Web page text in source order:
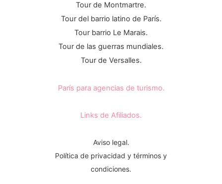
Tour de Montmartre.
Tour del barrio latino de París.
Tour barrio Le Marais.
Tour de las guerras mundiales.
Tour de Versalles.
París para agencias de turismo.
Links de Afiliados.
Aviso legal.
Política de privacidad y términos y
condiciones.